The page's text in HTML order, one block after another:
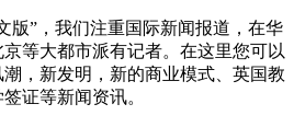
版”，我们注重国际新闻报道，在华
等大都市派有记者。在这里您可以
，新发明，新的商业模式、英国教
证等新闻资讯。